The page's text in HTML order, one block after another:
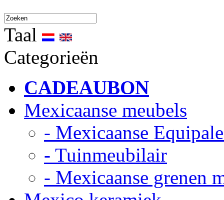
Taal
Categorieën
CADEAUBON
Mexicaanse meubels
- Mexicaanse
- Tuinmeubilair
- Mexicaanse grenen